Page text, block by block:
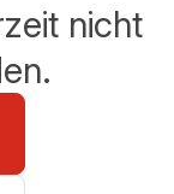
nicht